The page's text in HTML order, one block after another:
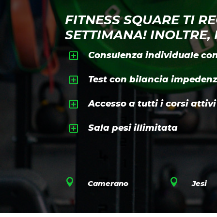
FITNESS SQUARE TI
SETTIMANA!
Y
Consulenza individuale
Y Test con bilancia
Y Accesso a tutti i corsi attivi
Y Sala pesi illimitata
 Camerano  Jesi